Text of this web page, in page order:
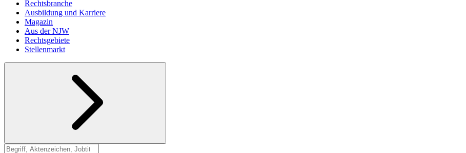
Rechtsbranche
Ausbildung und Karriere
Magazin
Aus der NJW
Rechtsgebiete
Stellenmarkt
Suche